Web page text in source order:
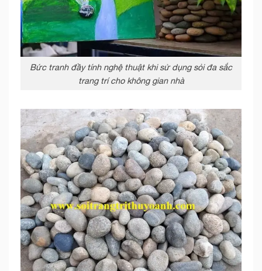
Bức tranh đầy tính nghệ thuật khi sử dụng sỏi đa sắc
trang trí cho không gian nhà